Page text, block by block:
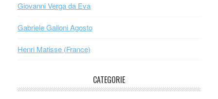
Giovanni Verga da Eva
Gabriele Galloni Agosto
Henri Matisse (France)
CATEGORIE